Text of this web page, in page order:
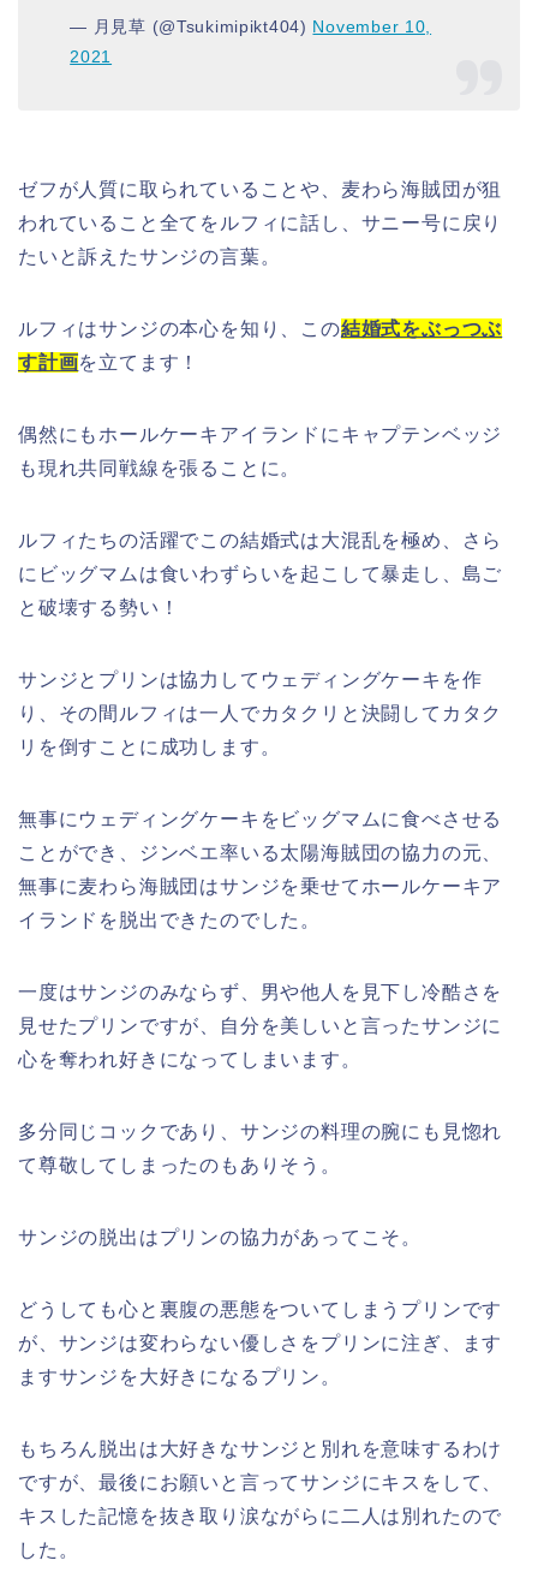
— 月見草 (@Tsukimipikt404) November 10,
2021
ゼフが人質に取られていることや、麦わら海賊団が狙
われていること全てをルフィに話し、サニー号に戻り
たいと訴えたサンジの言葉。
ルフィはサンジの本心を知り、この結婚式をぶっつぶ
す計画を立てます！
偶然にもホールケーキアイランドにキャプテンベッジ
も現れ共同戦線を張ることに。
ルフィたちの活躍でこの結婚式は大混乱を極め、さら
にビッグマムは食いわずらいを起こして暴走し、島ご
と破壊する勢い！
サンジとプリンは協力してウェディングケーキを作
り、その間ルフィは一人でカタクリと決闘してカタク
リを倒すことに成功します。
無事にウェディングケーキをビッグマムに食べさせる
ことができ、ジンベエ率いる太陽海賊団の協力の元、
無事に麦わら海賊団はサンジを乗せてホールケーキア
イランドを脱出できたのでした。
一度はサンジのみならず、男や他人を見下し冷酷さを
見せたプリンですが、自分を美しいと言ったサンジに
心を奪われ好きになってしまいます。
多分同じコックであり、サンジの料理の腕にも見惚れ
て尊敬してしまったのもありそう。
サンジの脱出はプリンの協力があってこそ。
どうしても心と裏腹の悪態をついてしまうプリンです
が、サンジは変わらない優しさをプリンに注ぎ、ます
ますサンジを大好きになるプリン。
もちろん脱出は大好きなサンジと別れを意味するわけ
ですが、最後にお願いと言ってサンジにキスをして、
キスした記憶を抜き取り涙ながらに二人は別れたので
した。